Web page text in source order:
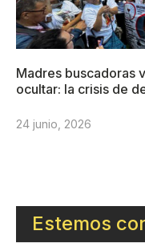
Madres buscadoras
ocultar: la crisis de
24 junio, 2026
Estemos